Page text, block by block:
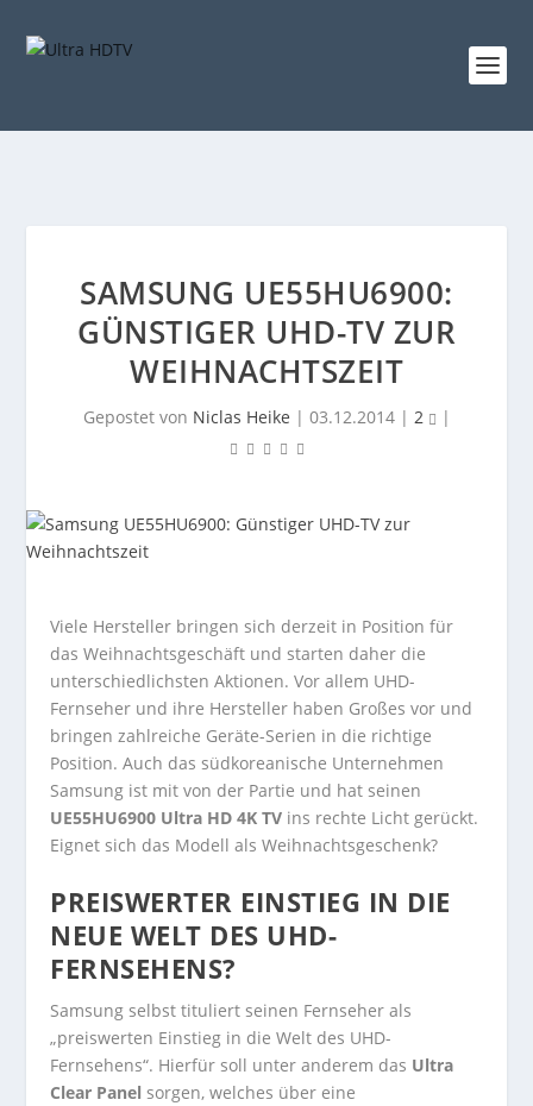
SAMSUNG UE55HU6900:
GÜNSTIGER UHD-TV ZUR
WEIHNACHTSZEIT
Gepostet von Niclas Heike | 03.12.2014| 2 |
Viele Hersteller bringen sich derzeit in Position für
das Weihnachtsgeschäft und starten daher die
unterschiedlichsten Aktionen. Vor allem UHD-
Fernseher und ihre Hersteller haben Großes vor und
bringen zahlreiche Geräte-Serien in die richtige
Position. Auch das südkoreanische Unternehmen
Samsung ist mit von der Partie und hat seinen
UE55HU6900 Ultra HD 4K TV ins rechte Licht gerückt.
Eignet sich das Modell als Weihnachtsgeschenk?
PREISWERTER EINSTIEG IN DIE
NEUE WELT DES UHD-
FERNSEHENS?
Samsung selbst tituliert seinen Fernseher als
„preiswerten Einstieg in die Welt des UHD-
Fernsehens“. Hierfür soll unter anderem das Ultra
Clear Panel sorgen, welches über eine